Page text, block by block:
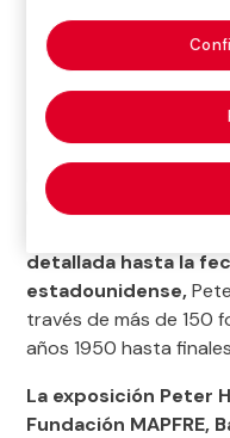
Desde el 27 de enero
podrás descubrir
detallada hasta la
estadounidense,
través de más de 150
años 1950 hasta
La exposición Peter
Fundación MAPFRE,